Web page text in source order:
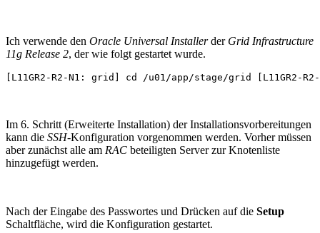
Ich verwende den Oracle Universal Installerder Grid Infrastructure
11g Release 2, der wie folgt gestartet wurde.
[L11GR2-R2-N1: grid] cd /u01/app/stage/grid
Im 6. Schritt (Erweiterte Installation) der Installationsvorbereitungen
kann die SSH-Konfiguration vorgenommen werden. Vorher müssen
aber zunächst alle am RAC beteiligten Server zur Knotenliste
hinzugefügt werden.
Nach der Eingabe des Passwortes und Drücken auf die Setup
Schaltfläche, wird die Konfiguration gestartet.